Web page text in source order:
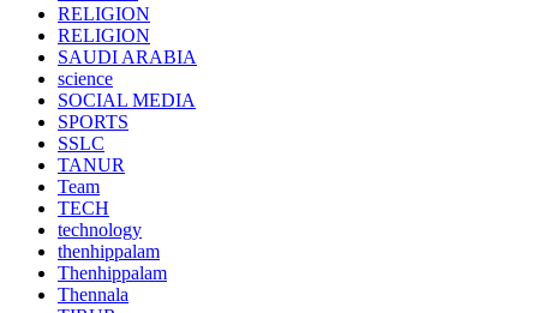
RELIGION
RELIGION
SAUDI ARABIA
science
SOCIAL MEDIA
SPORTS
SSLC
TANUR
Team
TECH
technology
thenhippalam
Thenhippalam
Thennala